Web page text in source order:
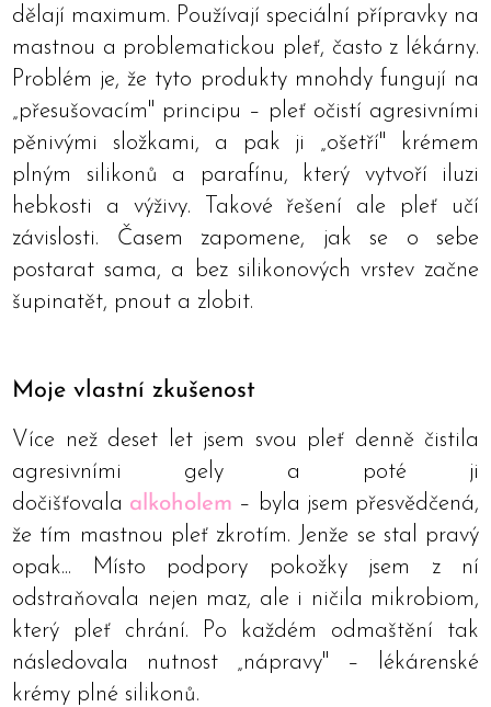
dělají maximum. Používají speciální přípravky na
mastnou a problematickou pleť, často z lékárny.
Problém je, že tyto produkty mnohdy fungují na
„přesušovacím" principu – pleť očistí agresivními
pěnivými složkami, a pak ji „ošetří" krémem
plným silikonů a parafínu, který vytvoří iluzi
hebkosti a výživy. Takové řešení ale pleť učí
závislosti. Časem zapomene, jak se o sebe
postarat sama, a bez silikonových vrstev začne
šupinatět, pnout a zlobit.
Moje vlastní zkušenost
Více než deset let jsem svou pleť denně čistila
agresivními gely a poté ji
dočišťovala alkoholem – byla jsem přesvědčená,
že tím mastnou pleť zkrotím. Jenže se stal pravý
opak... Místo podpory pokožky jsem z ní
odstraňovala nejen maz, ale i ničila mikrobiom,
který pleť chrání. Po každém odmaštění tak
následovala nutnost „nápravy" – lékárenské
krémy plné silikonů.